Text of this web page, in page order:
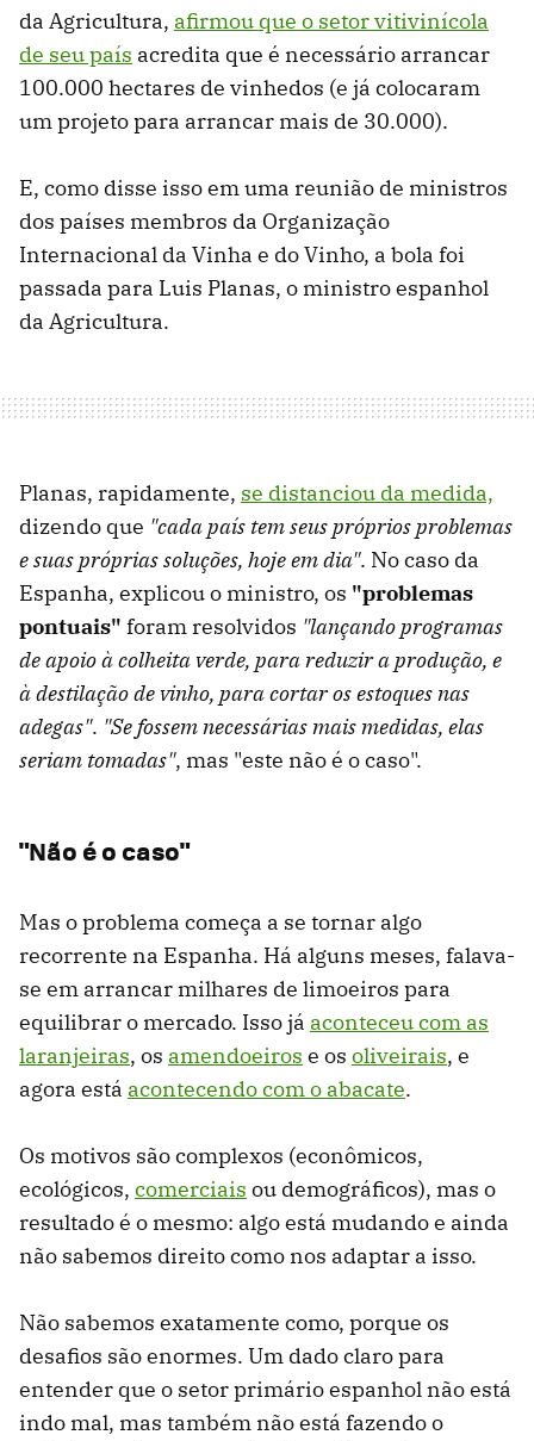
da Agricultura, afirmou que o setor vitivinícola
de seu país acredita que é necessário arrancar
100.000 hectares de vinhedos (e já colocaram
um projeto para arrancar mais de 30.000).
E, como disse isso em uma reunião de ministros
dos países membros da Organização
Internacional da Vinha e do Vinho, a bola foi
passada para Luis Planas, o ministro espanhol
da Agricultura.
Planas, rapidamente, se distanciou da medida,
dizendo que "cada país tem seus próprios problemas
e suas próprias soluções, hoje em dia". No caso da
Espanha, explicou o ministro, os "problemas
pontuais" foram resolvidos "lançando programas
de apoio à colheita verde, para reduzir a produção, e
à destilação de vinho, para cortar os estoques nas
adegas". "Se fossem necessárias mais medidas, elas
seriam tomadas", mas "este não é o caso".
"Não é o caso"
Mas o problema começa a se tornar algo
recorrente na Espanha. Há alguns meses, falava-
se em arrancar milhares de limoeiros para
equilibrar o mercado. Isso já aconteceu com as
laranjeiras, os amendoeiros e os oliveirais, e
agora está acontecendo com o abacate.
Os motivos são complexos (econômicos,
ecológicos, comerciais ou demográficos), mas o
resultado é o mesmo: algo está mudando e ainda
não sabemos direito como nos adaptar a isso.
Não sabemos exatamente como, porque os
desafios são enormes. Um dado claro para
entender que o setor primário espanhol não está
indo mal, mas também não está fazendo o